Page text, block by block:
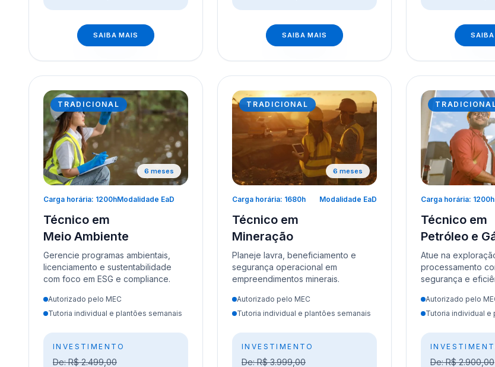
SAIBA MAIS SAIBA MAIS
TRADICIONAL
6 meses
Carga horária: 1200hModalidade EaD
Técnico em
Meio Ambiente
Gerencie programas ambientais,
licenciamento e sustentabilidade
com foco em ESG e compliance.
Autorizado pelo MEC
Tutoria individual e plantões semanais
INVESTIMENTO
De: R$ 2.499,00
TRADICIONAL
6 meses
Carga horária: 1680h Modalidade EaD
Técnico em
Mineração
Planeje lavra, beneficiamento e
segurança operacional em
empreendimentos minerais.
Autorizado pelo MEC
Tutoria individual e plantões semanais
INVESTIMENTO
De: R$ 3.999,00
Carga horária: 1200h
Técnico em
Petróleo e
Atue na
processamento
segurança e
Autorizado pelo
Tutoria individual e
De: R$ 2.900,00